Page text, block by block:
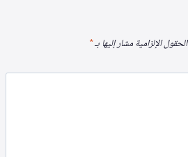
الحقول الإلزامية مشار إليها بـ*